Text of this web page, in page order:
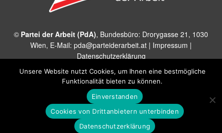
© Partei der Arbeit (PdA), Bundesbüro: Drorygasse 21, 1030
Wien, E‑Mail: pda@parteiderarbeit.at | Impressum |
Datenschutzerklärung
Unsere Website nutzt Cookies, um Ihnen eine bestmögliche
Funktionalität bieten zu können.
Einverstanden
Cookies von Drittanbietern unterbinden
Datenschutzerklärung